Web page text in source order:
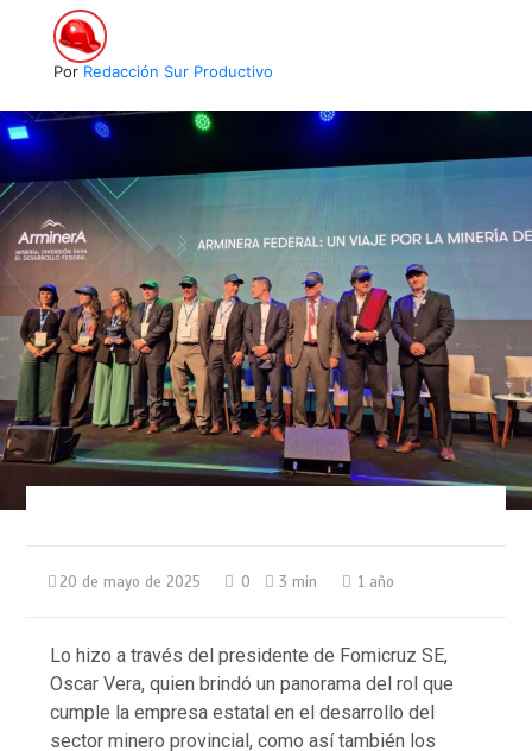
Por Redacción Sur Productivo
20 de mayo de 2025 0 3 min 1 año
Lo hizo a través del presidente de Fomicruz SE,
Oscar Vera, quien brindó un panorama del rol que
cumple la empresa estatal en el desarrollo del
sector minero provincial, como así también los